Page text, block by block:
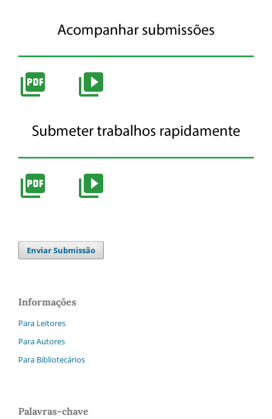
Enviar Submissão
Informações
Para Leitores
Para Autores
Para Bibliotecários
Palavras-chave